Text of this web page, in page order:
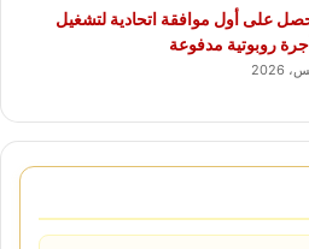
على أول موافقة اتحادية لتشغيل
روبوتية مدفوعة